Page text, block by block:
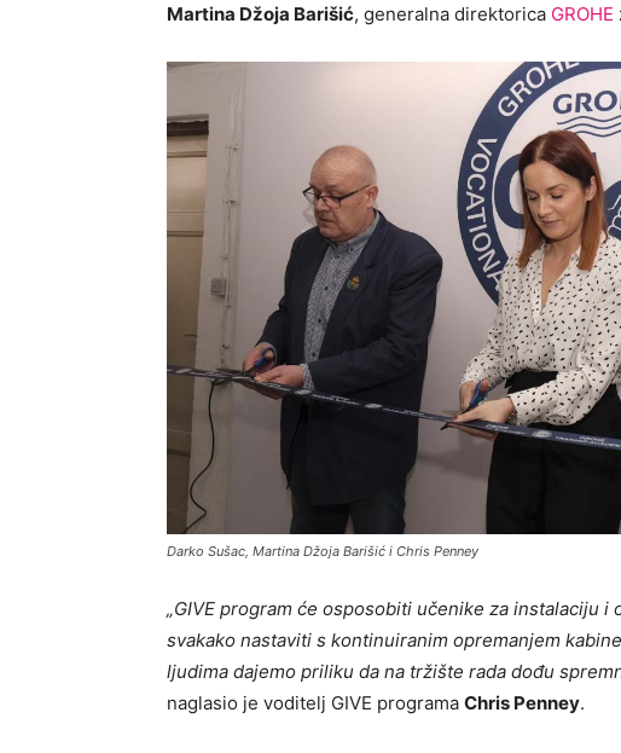
Martina Džoja Barišić, generalna direktorica GROHE
Darko Sušac, Martina Džoja Barišić i Chris Penney
„GIVE program će osposobiti učenike za instalaciju
svakako nastaviti s kontinuiranim opremanjem
ljudima dajemo priliku da na tržište rada dođu
naglasio je voditelj GIVE programa Chris Penney.